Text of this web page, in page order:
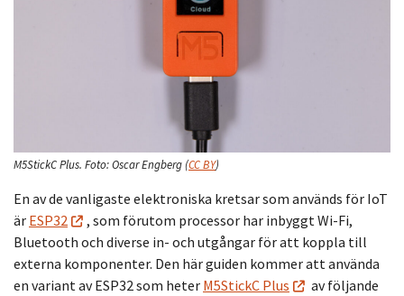
M5StickC Plus. Foto:Oscar Engberg(CC BY)
En av de vanligaste elektroniska kretsar som används för IoT
är ESP32
, som förutom processor har inbyggt Wi-Fi,
Bluetooth och diverse in- och utgångar för att koppla till
externa komponenter. Den här guiden kommer att använda
en variant av ESP32 som heter M5StickC Plus
av följande